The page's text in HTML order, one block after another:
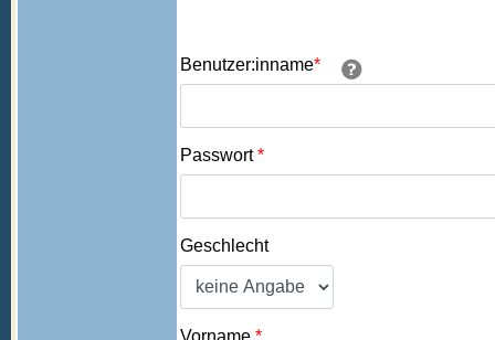
Benutzer:inname*
Passwort *
Geschlecht
Vorname *